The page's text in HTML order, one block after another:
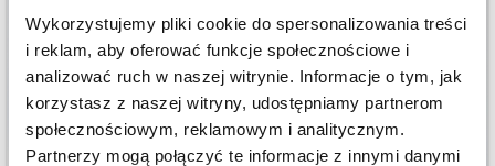
Wykorzystujemy pliki cookie do spersonalizowania treści
i reklam, aby oferować funkcje społecznościowe i
analizować ruch w naszej witrynie. Informacje o tym, jak
korzystasz z naszej witryny, udostępniamy partnerom
społecznościowym, reklamowym i analitycznym.
Partnerzy mogą połączyć te informacje z innymi danymi